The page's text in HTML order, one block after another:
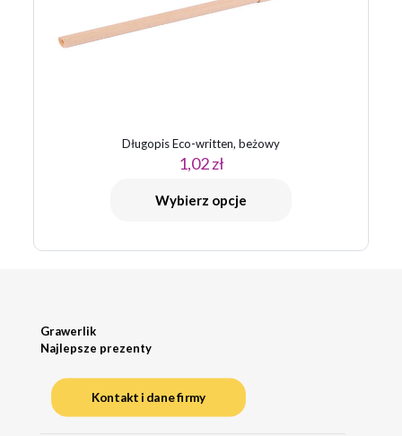
Długopis Eco-written, beżowy
1,02zł
Wybierz opcje
Grawerlik
Najlepsze prezenty
Kontakt i dane firmy